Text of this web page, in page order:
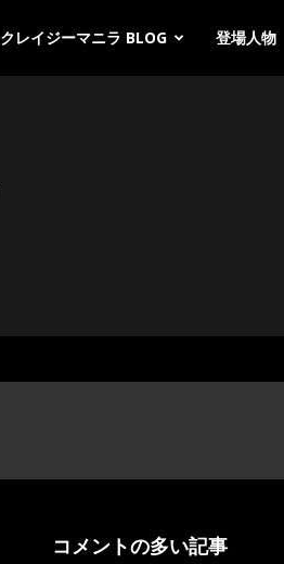
クレイジーマニラ BLOG 登場人物
コメントの多い記事